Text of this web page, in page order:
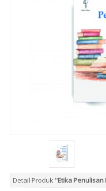
Detail Produk "Etika